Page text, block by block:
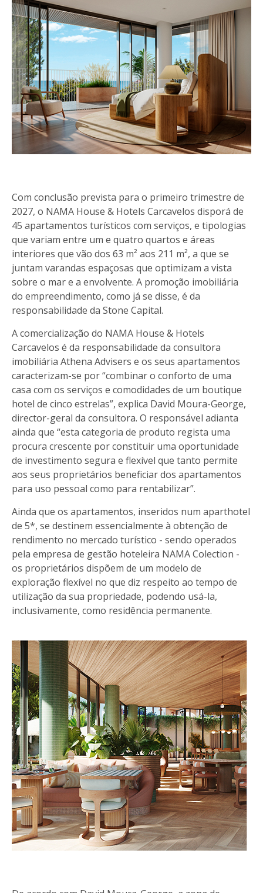
Com conclusão prevista para o primeiro trimestre de
2027, o NAMA House & Hotels Carcavelos disporá de
45 apartamentos turísticos com serviços, e tipologias
que variam entre um e quatro quartos e áreas
interiores que vão dos 63 m² aos 211 m², a que se
juntam varandas espaçosas que optimizam a vista
sobre o mar e a envolvente. A promoção imobiliária
do empreendimento, como já se disse, é da
responsabilidade da Stone Capital.
A comercialização do NAMA House & Hotels
Carcavelos é da responsabilidade da consultora
imobiliária Athena Advisers e os seus apartamentos
caracterizam-se por “combinar o conforto de uma
casa com os serviços e comodidades de um boutique
hotel de cinco estrelas”, explica David Moura-George,
director-geral da consultora. O responsável adianta
ainda que “esta categoria de produto regista uma
procura crescente por constituir uma oportunidade
de investimento segura e flexível que tanto permite
aos seus proprietários beneficiar dos apartamentos
para uso pessoal como para rentabilizar”.
Ainda que os apartamentos, inseridos num aparthotel
de 5*, se destinem essencialmente à obtenção de
rendimento no mercado turístico - sendo operados
pela empresa de gestão hoteleira NAMA Colection -
os proprietários dispõem de um modelo de
exploração flexível no que diz respeito ao tempo de
utilização da sua propriedade, podendo usá-la,
inclusivamente, como residência permanente.